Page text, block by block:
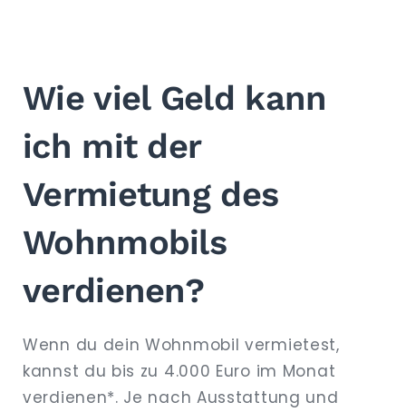
Wie viel Geld kann
ich mit der
Vermietung des
Wohnmobils
verdienen?
Wenn du dein Wohnmobil vermietest,
kannst du bis zu 4.000 Euro im Monat
verdienen*. Je nach Ausstattung und